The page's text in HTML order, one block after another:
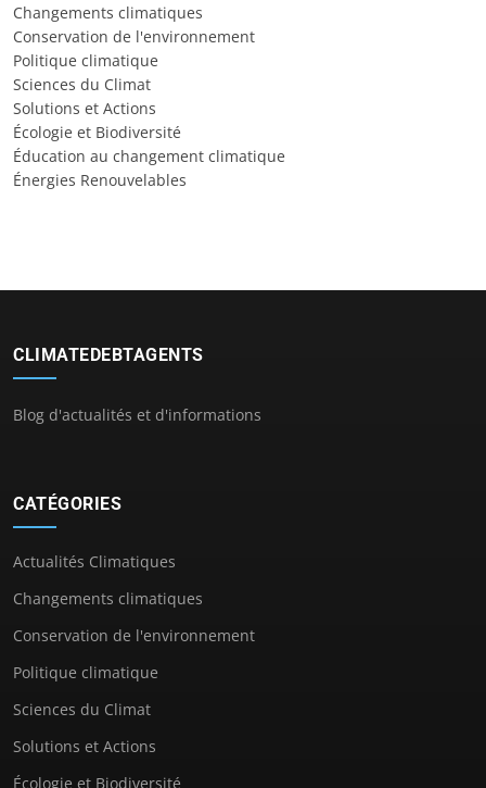
Changements climatiques
Conservation de l'environnement
Politique climatique
Sciences du Climat
Solutions et Actions
Écologie et Biodiversité
Éducation au changement climatique
Énergies Renouvelables
CLIMATEDEBTAGENTS
Blog d'actualités et d'informations
CATÉGORIES
Actualités Climatiques
Changements climatiques
Conservation de l'environnement
Politique climatique
Sciences du Climat
Solutions et Actions
Écologie et Biodiversité